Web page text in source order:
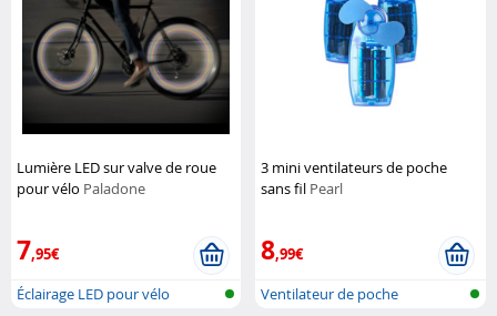
Lumière LED sur valve de roue
pour vélo Paladone
7,95€
Éclairage LED pour vélo
3 mini ventilateurs de poche
sans fil Pearl
8,99€
Ventilateur de poche